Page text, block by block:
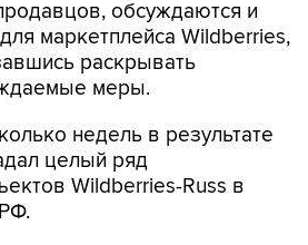
обсуждаются и
маркетплейса Wildberries,
раскрывать
меры.
недель в результате
целый ряд
Wildberries-Russ в